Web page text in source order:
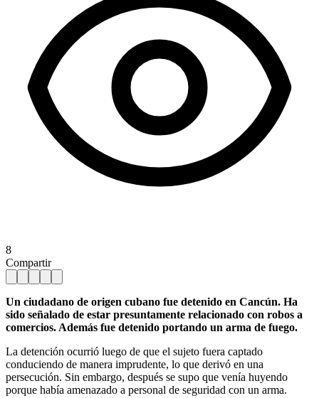
8
Compartir
Un ciudadano de origen cubano fue detenido en Cancún. Ha
sido señalado de estar presuntamente relacionado con robos a
comercios. Además fue detenido portando un arma de fuego.
La detención ocurrió luego de que el sujeto fuera captado
conduciendo de manera imprudente, lo que derivó en una
persecución. Sin embargo, después se supo que venía huyendo
porque había amenazado a personal de seguridad con un arma.